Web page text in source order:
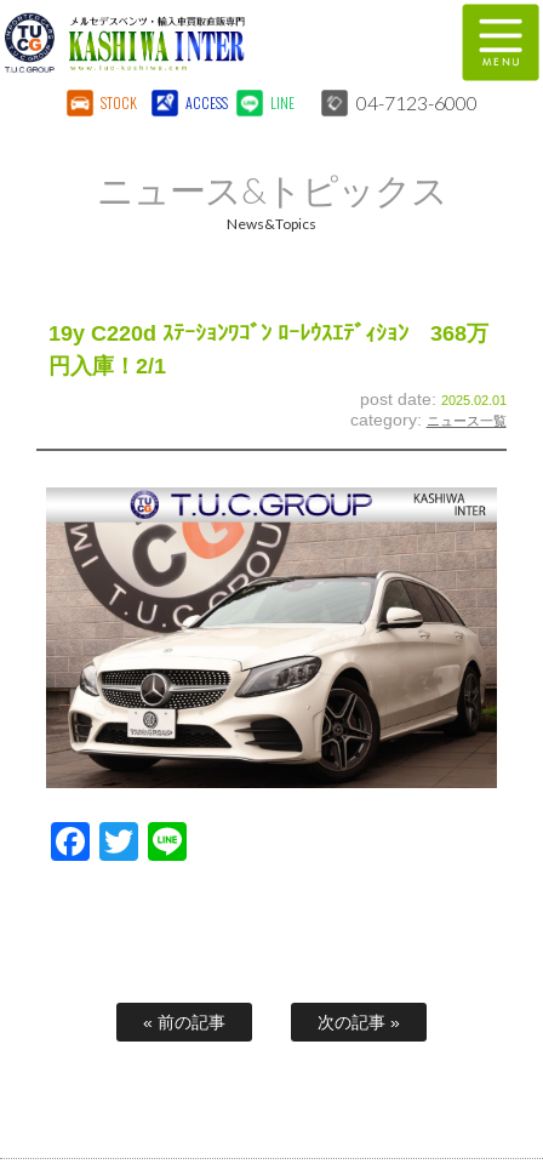
STOCK ACCESS LINE 04-7123-6000
全国納車 特別作業
注文販売
スタッフ紹介
会社概要 個人情報保護方針
スタッフブログ 納車情報
ホーム T.U.C.GROUP
ニュース&トピックス
News&Topics
19y C220d ｽﾃｰｼｮﾝﾜｺﾞﾝ ﾛｰﾚｳｽｴﾃﾞｨｼｮﾝ 368万
円入庫！2/1
post date: 2025.02.01
category: ニュース一覧
Facebook
Twitter
« 前の記事 次の記事 »